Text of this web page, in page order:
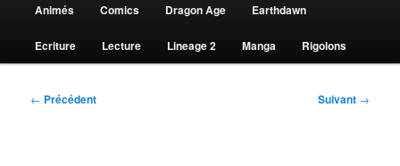
Animés Comics Dragon Age Earthdawn
Ecriture Lecture Lineage 2 Manga Rigolons
Navigation
← Précédent Suivant →